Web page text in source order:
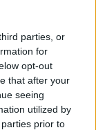
parties, or
for
opt-out
that after your
seeing
utilized by
prior to
emot den
i Sverige
regeringen